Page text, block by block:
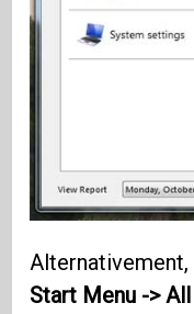
Start Menu ->